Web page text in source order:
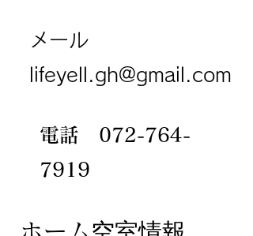
メール
lifeyell.gh@gmail.com
電話 072-764-
7919
​ホーム